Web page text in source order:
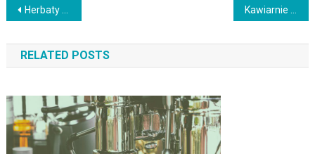
Nawigacja
wpisu
Herbaty ekskluzywne: luksusowe napary dla prawdziwych koneserów Kawiarnie dla miłośników sztuki: kawa i kultura w jednym miejscu
RELATED POSTS